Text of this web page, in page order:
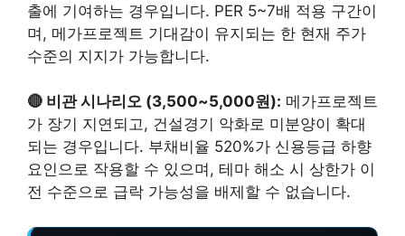
출에 기여하는 경우입니다. PER 5~7배 적용 구간이
며, 메가프로젝트 기대감이 유지되는 한 현재 주가
수준의 지지가 가능합니다.
🔴 비관 시나리오 (3,500~5,000원): 메가프로젝트
가 장기 지연되고, 건설경기 악화로 미분양이 확대
되는 경우입니다. 부채비율 520%가 신용등급 하향
요인으로 작용할 수 있으며, 테마 해소 시 상한가 이
전 수준으로 급락 가능성을 배제할 수 없습니다.